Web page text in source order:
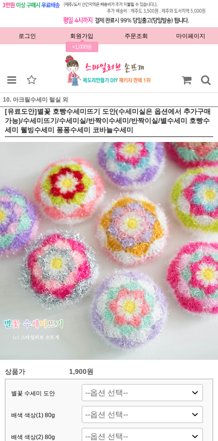
로그인 회원가입
+1,000원
주문조회 마이페이지
10. 아크릴수세미 털실 외
[유료도안]별꽃 호빵수세미뜨기 도안(수세미실은 옵션에서 추가구매
가능)/수세미뜨기/수세미실/반짝이수세미/반짝이실/별수세미 호빵수
세미 웰빙수세미 퐁퐁수세미 코바늘수세미
상품가 1,900원
별꽃 수세미 도안
배색 색상(1) 80g
배색 색상(2) 80g